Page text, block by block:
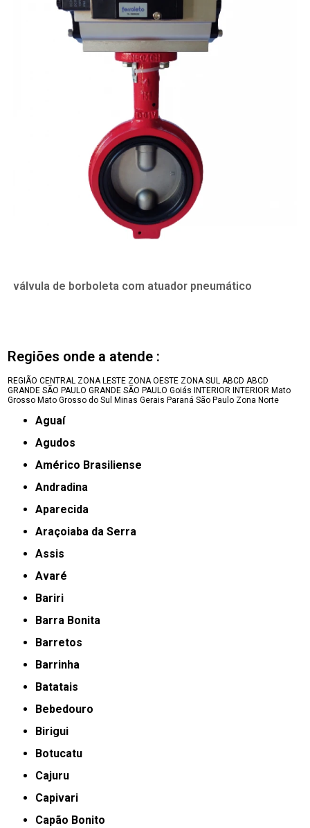
válvula de borboleta com atuador pneumático
Regiões onde a atende :
REGIÃO CENTRAL ZONA LESTE ZONA OESTE ZONA SUL ABCD ABCD
GRANDE SÃO PAULO GRANDE SÃO PAULO Goiás INTERIOR INTERIOR Mato
Grosso Mato Grosso do Sul Minas Gerais Paraná São Paulo Zona Norte
Aguaí
Agudos
Américo Brasiliense
Andradina
Aparecida
Araçoiaba da Serra
Assis
Avaré
Bariri
Barra Bonita
Barretos
Barrinha
Batatais
Bebedouro
Birigui
Botucatu
Cajuru
Capivari
Capão Bonito